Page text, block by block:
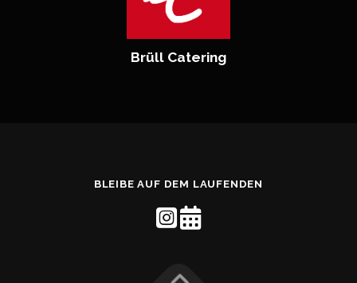
Brüll Catering
BLEIBE AUF DEM LAUFENDEN